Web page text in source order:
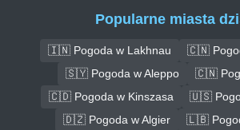
Popularne miasta
🇮🇳 Pogoda w Lakhnau
🇨🇳
🇸🇾 Pogoda w Aleppo
🇨🇳
🇨🇩 Pogoda w Kinszasa
🇺🇸
🇩🇿 Pogoda w Algier
🇱🇧